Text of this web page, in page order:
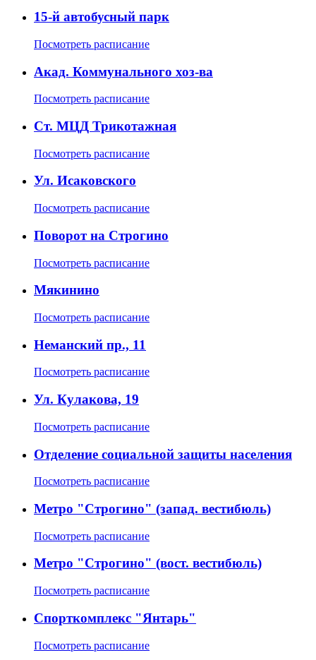
15-й автобусный парк
Посмотреть расписание
Акад. Коммунального хоз-ва
Посмотреть расписание
Ст. МЦД Трикотажная
Посмотреть расписание
Ул. Исаковского
Посмотреть расписание
Поворот на Строгино
Посмотреть расписание
Мякинино
Посмотреть расписание
Неманский пр., 11
Посмотреть расписание
Ул. Кулакова, 19
Посмотреть расписание
Отделение социальной защиты населения
Посмотреть расписание
Метро "Строгино" (запад. вестибюль)
Посмотреть расписание
Метро "Строгино" (вост. вестибюль)
Посмотреть расписание
Спорткомплекс "Янтарь"
Посмотреть расписание